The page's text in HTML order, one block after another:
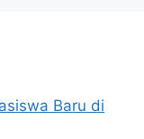
Baru di